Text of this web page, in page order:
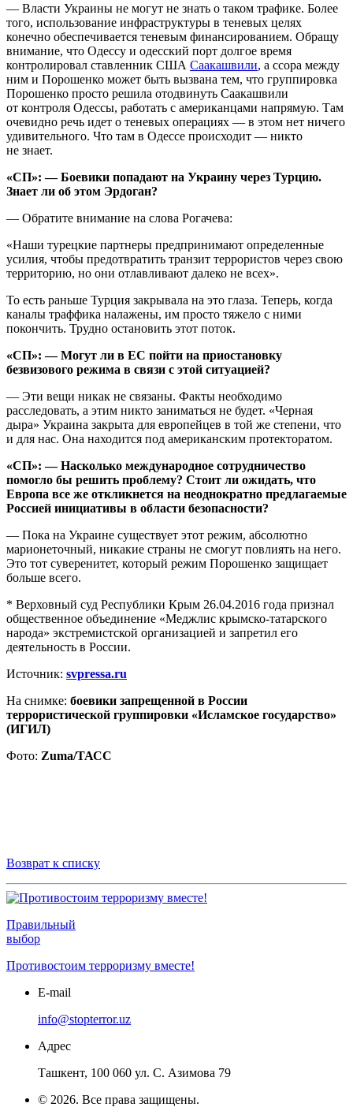
— Власти Украины не могут не знать о таком трафике. Более
того, использование инфраструктуры в теневых целях
конечно обеспечивается теневым финансированием. Обращу
внимание, что Одессу и одесский порт долгое время
контролировал ставленник США Саакашвили, а ссора между
ним и Порошенко может быть вызвана тем, что группировка
Порошенко просто решила отодвинуть Саакашвили
от контроля Одессы, работать с американцами напрямую. Там
очевидно речь идет о теневых операциях — в этом нет ничего
удивительного. Что там в Одессе происходит — никто
не знает.
«СП»: — Боевики попадают на Украину через Турцию.
Знает ли об этом Эрдоган?
— Обратите внимание на слова Рогачева:
«Наши турецкие партнеры предпринимают определенные
усилия, чтобы предотвратить транзит террористов через свою
территорию, но они отлавливают далеко не всех».
То есть раньше Турция закрывала на это глаза. Теперь, когда
каналы траффика налажены, им просто тяжело с ними
покончить. Трудно остановить этот поток.
«СП»: — Могут ли в ЕС пойти на приостановку
безвизового режима в связи с этой ситуацией?
— Эти вещи никак не связаны. Факты необходимо
расследовать, а этим никто заниматься не будет. «Черная
дыра» Украина закрыта для европейцев в той же степени, что
и для нас. Она находится под американским протекторатом.
«СП»: — Насколько международное сотрудничество
помогло бы решить проблему? Стоит ли ожидать, что
Европа все же откликнется на неоднократно предлагаемые
Россией инициативы в области безопасности?
— Пока на Украине существует этот режим, абсолютно
марионеточный, никакие страны не смогут повлиять на него.
Это тот суверенитет, который режим Порошенко защищает
больше всего.
* Верховный суд Республики Крым 26.04.2016 года признал
общественное объединение «Меджлис крымско-татарского
народа» экстремистской организацией и запретил его
деятельность в России.
Источник: svpressa.ru
На снимке: боевики запрещенной в России
террористической группировки «Исламское государство»
(ИГИЛ)
Фото: Zuma/ТАСС
Возврат к списку
Правильный
выбор
Противостоим терроризму вместе!
E-mail
info@stopterror.uz
Адрес
Ташкент, 100 060 ул. С. Азимова 79
© 2026. Все права защищены.